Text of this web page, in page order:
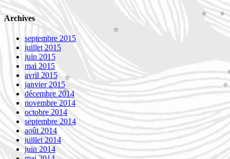
Archives
septembre 2015
juillet 2015
juin 2015
mai 2015
avril 2015
janvier 2015
décembre 2014
novembre 2014
octobre 2014
septembre 2014
août 2014
juillet 2014
juin 2014